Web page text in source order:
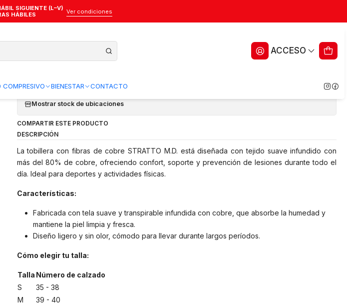
ACCESO
COMPRESIVO BIENESTAR CONTACTO
SIGUIENTE (L–V)
HÁBILES
Ver condiciones
Tobillera Fibra de Cobre - STRATTO M.D.
Mostrar stock de ubicaciones
COMPARTIR ESTE PRODUCTO
DESCRIPCIÓN
La tobillera con fibras de cobre STRATTO M.D. está diseñada con tejido suave infundido con
más del 80% de cobre, ofreciendo confort, soporte y prevención de lesiones durante todo el
día. Ideal para deportes y actividades físicas.
Características:
Fabricada con tela suave y transpirable infundida con cobre, que absorbe la humedad y
mantiene la piel limpia y fresca.
Diseño ligero y sin olor, cómodo para llevar durante largos períodos.
Cómo elegir tu talla:
Talla Número de calzado
S
35 - 38
M
39 - 40